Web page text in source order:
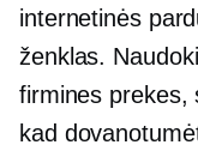
internetinės
ženklas.
firmines prekes,
kad